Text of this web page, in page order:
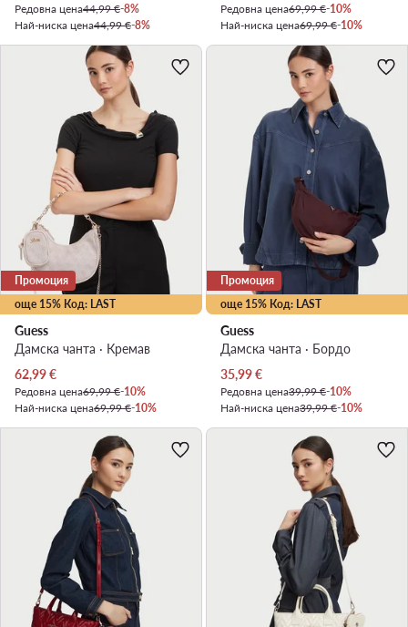
Редовна цена44,99 €-8%
Най-ниска цена44,99 €-8%
Редовна цена69,99 €-10%
Най-ниска цена69,99 €-10%
още 15% Код: LAST
Промоция
Guess
Дамска чанта · Кремав
Актуална цена
62,99€
Редовна цена69,99 €-10%
Най-ниска цена69,99 €-10%
още 15% Код: LAST
Промоция
Guess
Дамска чанта · Бордо
Актуална цена
35,99€
Редовна цена39,99 €-10%
Най-ниска цена39,99 €-10%